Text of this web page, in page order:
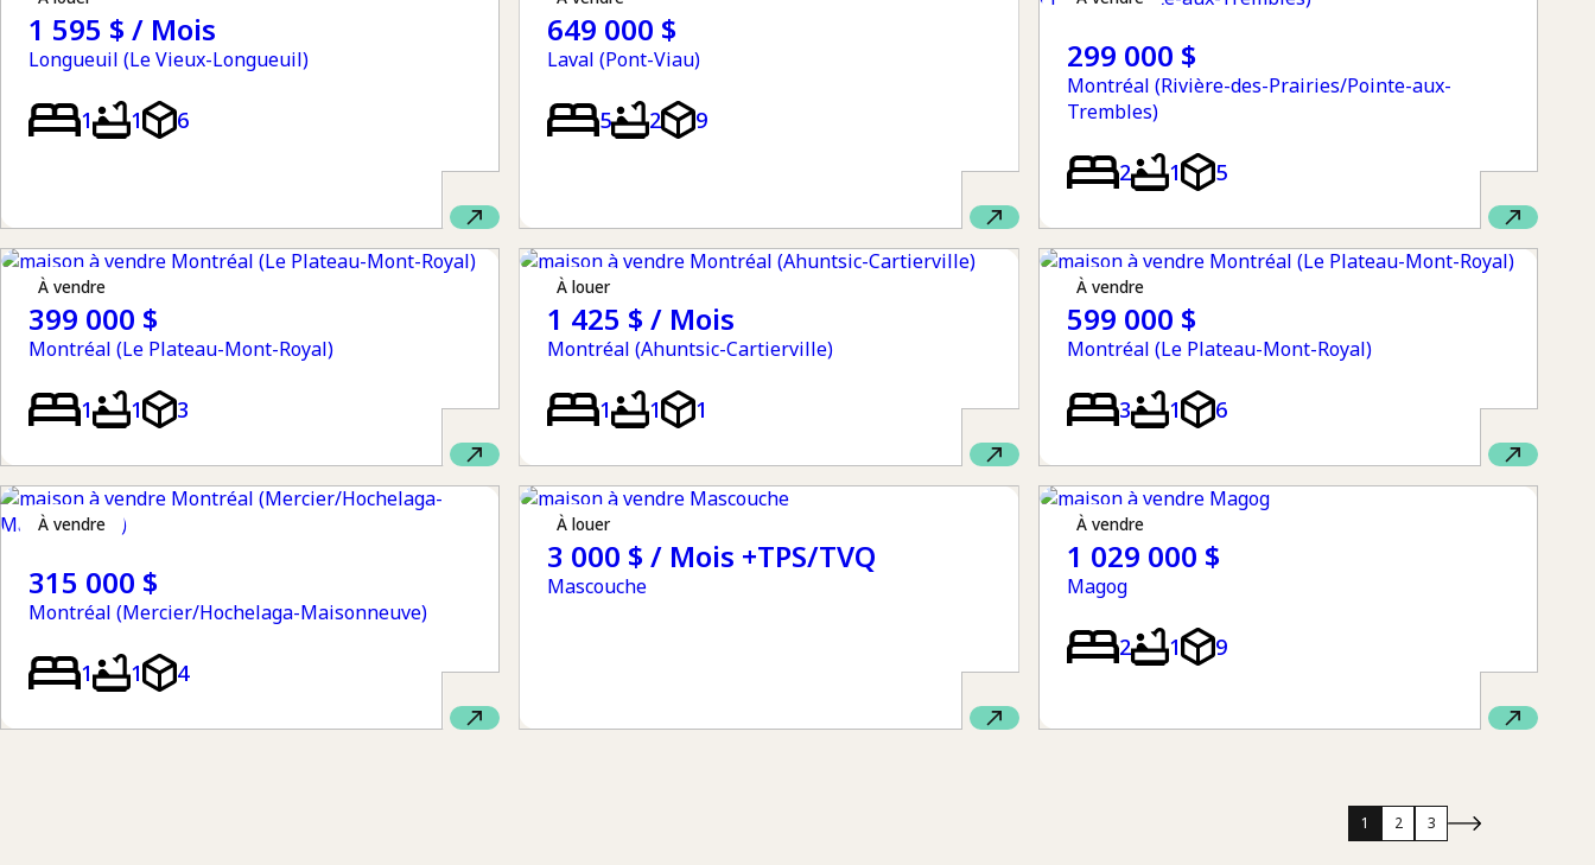
1 595 $ / Mois
Longueuil (Le Vieux-Longueuil)
1 1 6
649 000 $
Laval (Pont-Viau)
5 2 9
299 000 $
Montréal (Rivière-des-Prairies/Pointe-aux-
Trembles)
2 1 5
à vendre
399 000 $
Montréal (Le Plateau-Mont-Royal)
1 1 3
à louer
1 425 $ / Mois
Montréal (Ahuntsic-Cartierville)
1 1 1
à vendre
599 000 $
Montréal (Le Plateau-Mont-Royal)
3 1 6
à vendre
315 000 $
Montréal (Mercier/Hochelaga-Maisonneuve)
1 1 4
à louer
3 000 $ / Mois +TPS/TVQ
Mascouche
à vendre
1 029 000 $
Magog
2 1 9
1 2 3